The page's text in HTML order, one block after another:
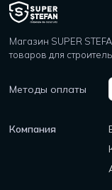
Магазин SUPER
товаров для
Методы оплаты
Компания